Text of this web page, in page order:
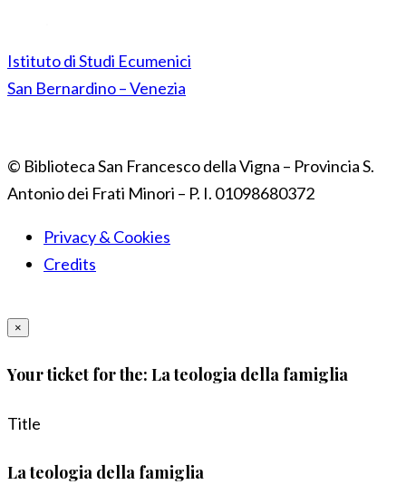
Istituto di Studi Ecumenici
San Bernardino – Venezia
© Biblioteca San Francesco della Vigna – Provincia S.
Antonio dei Frati Minori – P. I. 01098680372
Privacy & Cookies
Credits
×
Your ticket for the: La teologia della famiglia
Title
La teologia della famiglia